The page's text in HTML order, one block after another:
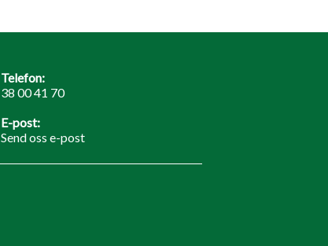
Telefon:
38 00 41 70
E-post:
Send oss e-post